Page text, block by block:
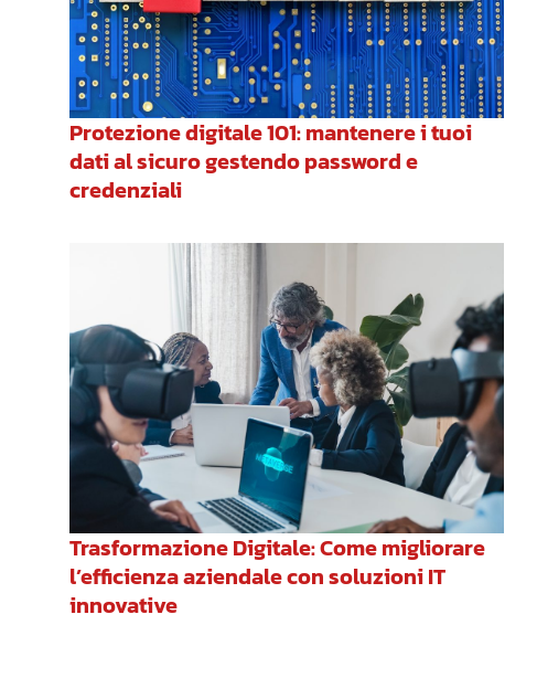
Protezione digitale 101: mantenere i tuoi
dati al sicuro gestendo password e
credenziali
Trasformazione Digitale: Come migliorare
l’efficienza aziendale con soluzioni IT
innovative